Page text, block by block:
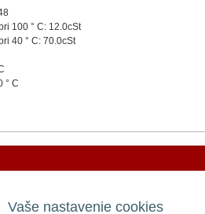
Vaše nastavenie cookies
100 ° C: 12.0cSt
40 ° C: 70.0cSt
° C
podmienky
Prihlásiť